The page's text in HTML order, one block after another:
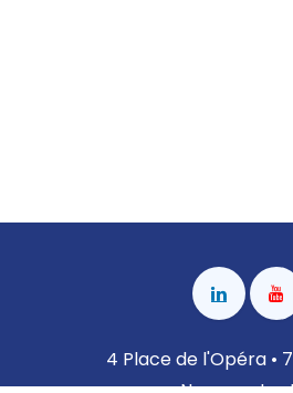
4 Place de l'Opéra •